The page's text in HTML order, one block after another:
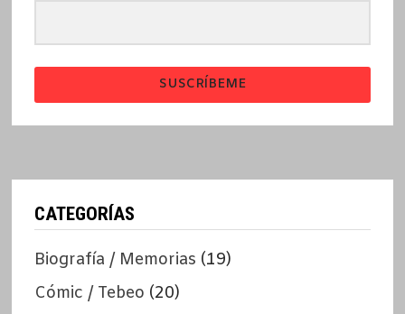
SUSCRÍBEME
CATEGORÍAS
Biografía / Memorias (19)
Cómic / Tebeo (20)